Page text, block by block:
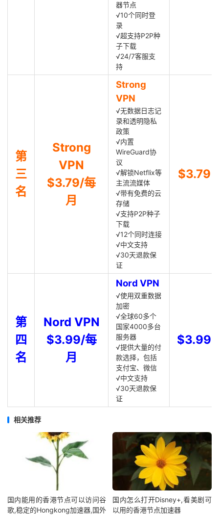
器节点
√10个同时登
录
√超支持P2P种
子下载
√24/7客服支
持
第
三
名
Strong
VPN
$3.79/每
月
Strong
VPN
√无数据日志记
录和透明隐私
政策
√内置
WireGuard协
议
√解锁Netflix等
主流流媒体
√带有免费的云
存储
√支持P2P种子
下载
√12个同时连接
√中文支持
√30天退款保
证
$3.79
第
四
名
Nord VPN
$3.99/每
月
Nord VPN
√使用双重数据
加密
√全球60多个
国家4000多台
服务器
√提供大量的付
款选择，包括
支付宝、微信
√中文支持
√30天退款保
证
$3.99
相关推荐
国内能用的香港节点可以访问谷
歌,稳定的Hongkong加速器,国外
国内怎么打开Disney+,看美剧可
以用的香港节点加速器